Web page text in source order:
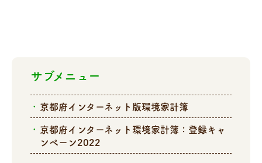
サブメニュー
京都府インターネット版環境家計簿
京都府インターネット環境家計簿：登録キャ
ンペーン2022